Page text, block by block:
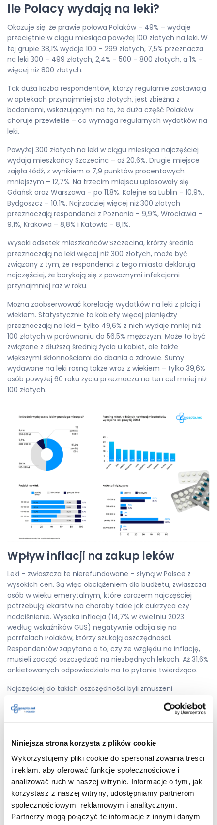
Niniejsza strona korzysta z plików cookie
Wykorzystujemy pliki cookie do spersonalizowania treści
i reklam, aby oferować funkcje społecznościowe i
analizować ruch w naszej witrynie. Informacje o tym, jak
korzystasz z naszej witryny, udostępniamy partnerom
społecznościowym, reklamowym i analitycznym.
Partnerzy mogą połączyć te informacje z innymi danymi
Ile Polacy wydają na leki?
Okazuje się, że prawie połowa Polaków – 49% – wydaje
przeciętnie w ciągu miesiąca powyżej 100 złotych na leki. W
tej grupie 38,1% wydaje 100 – 299 złotych, 7,5% przeznacza
na leki 300 – 499 złotych, 2,4% - 500 – 800 złotych, a 1% -
więcej niż 800 złotych.
Tak duża liczba respondentów, którzy regularnie zostawiają
w aptekach przynajmniej sto złotych, jest zbieżna z
badaniami, wskazującymi na to, że duża część Polaków
choruje przewlekle – co wymaga regularnych wydatków na
leki.
Powyżej 300 złotych na leki w ciągu miesiąca najczęściej
wydają mieszkańcy Szczecina – aż 20,6%. Drugie miejsce
zajęła Łódź, z wynikiem o 7,9 punktów procentowych
mniejszym – 12,7%. Na trzecim miejscu uplasowały się
Gdańsk oraz Warszawa – po 11,8%. Kolejne są Lublin – 10,9%,
Bydgoszcz – 10,1%. Najrzadziej więcej niż 300 złotych
przeznaczają respondenci z Poznania – 9,9%, Wrocławia –
9,1%, Krakowa – 8,8% i Katowic – 8,1%.
Wysoki odsetek mieszkańców Szczecina, którzy średnio
przeznaczają na leki więcej niż 300 złotych, może być
związany z tym, że respondenci z tego miasta deklarują
najczęściej, że borykają się z poważnymi infekcjami
przynajmniej raz w roku.
Można zaobserwować korelację wydatków na leki z płcią i
wiekiem. Statystycznie to kobiety więcej pieniędzy
przeznaczają na leki – tylko 49,6% z nich wydaje mniej niż
100 złotych w porównaniu do 56,5% mężczyzn. Może to być
związane z dłuższą średnią życia u kobiet, ale także
większymi skłonnościami do dbania o zdrowie. Sumy
wydawane na leki rosną także wraz z wiekiem – tylko 39,6%
osób powyżej 60 roku życia przeznacza na ten cel mniej niż
100 złotych.
Wpływ inflacji na zakup leków
Leki – zwłaszcza te nierefundowane – słyną w Polsce z
wysokich cen. Są więc obciążeniem dla budżetu, zwłaszcza
osób w wieku emerytalnym, które zarazem najczęściej
potrzebują lekarstw na choroby takie jak cukrzyca czy
nadciśnienie. Wysoka inflacja (14,7% w kwietniu 2023
według wskaźników GUS) negatywnie odbija się na
portfelach Polaków, którzy szukają oszczędności.
Respondentów zapytano o to, czy ze względu na inflację,
musieli zacząć oszczędzać na niezbędnych lekach. Aż 31,6%
ankietowanych odpowiedziało na to pytanie twierdząco.
Najczęściej do takich oszczędności byli zmuszeni
Lubina – 36,4%. Na kolejnych miejscach znalazły się Poznań
– 27,9%, Gdańska – 24,7% oraz Warszawy – 22,1%.
Fakt, że niemal 1/3 respondentów nie mogła pozwolić sobie
na zakup niezbędnych leków, pokazuje, jak mocno inflacja
wpływa na sytuację finansową Polaków. W szczególności
dotyczy to osób starszych – wraz z wiekiem rośnie odsetek
osób, które z powodu inflacji cięły wydatki na lekarstwa. O
ile wśród osób w wieku 18 – 29 jest to zaledwie 18,1%, o tyle w